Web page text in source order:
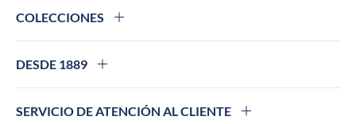
COLECCIONES
DESDE 1889
SERVICIO DE ATENCIÓN AL CLIENTE